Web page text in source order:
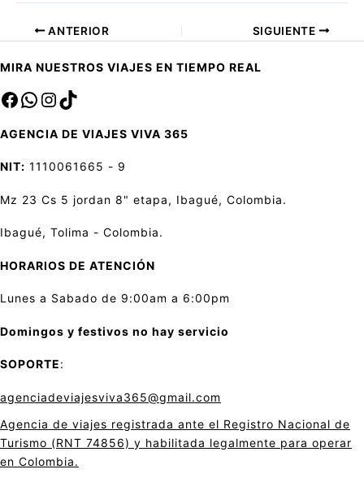
ANTERIOR SIGUIENTE
MIRA NUESTROS VIAJES EN TIEMPO REAL
Facebook
saInstagram
TikTok
AGENCIA DE VIAJES VIVA 365
NIT: 1110061665 - 9
Mz 23 Cs 5 jordan 8" etapa, Ibagué, Colombia.
Ibagué, Tolima - Colombia.
HORARIOS DE ATENCIÓN
Lunes a Sabado de 9:00am a 6:00pm
Domingos y festivos no hay servicio
SOPORTE:
agenciadeviajesviva365@gmail.com
Agencia de viajes registrada ante el Registro Nacional de
Turismo (RNT 74856) y habilitada legalmente para operar
en Colombia.